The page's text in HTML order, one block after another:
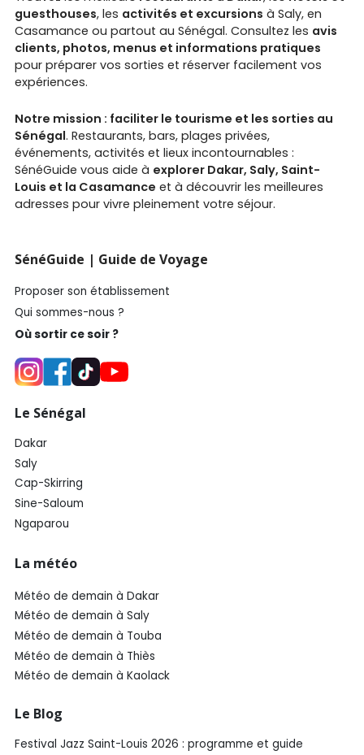
guesthouses, les activités et excursions à Saly, en
Casamance ou partout au Sénégal. Consultez les avis
clients, photos, menus et informations pratiques
pour préparer vos sorties et réserver facilement vos
expériences.
Notre mission : faciliter le tourisme et les sorties au
Sénégal. Restaurants, bars, plages privées,
événements, activités et lieux incontournables :
SénéGuide vous aide à explorer Dakar, Saly, Saint-
Louis et la Casamance et à découvrir les meilleures
adresses pour vivre pleinement votre séjour.
SénéGuide | Guide de Voyage
Proposer son établissement
Qui sommes-nous ?
Où sortir ce soir ?
Le Sénégal
Dakar
Saly
Cap-Skirring
Sine-Saloum
Ngaparou
La météo
Météo de demain à Dakar
Météo de demain à Saly
Météo de demain à Touba
Météo de demain à Thiès
Météo de demain à Kaolack
Le Blog
Festival Jazz Saint-Louis 2026 : programme et guide